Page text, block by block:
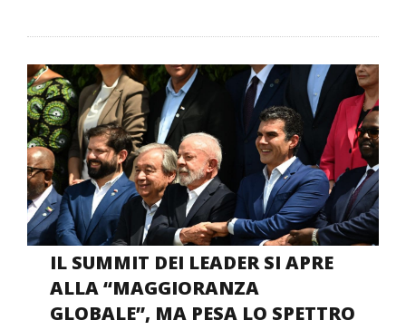
IL SUMMIT DEI LEADER SI APRE
ALLA “MAGGIORANZA
GLOBALE”, MA PESA LO SPETTRO